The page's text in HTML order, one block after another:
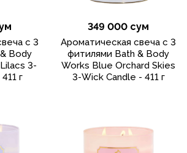
с 3
Body
3-
г
349 000 сум
Ароматическая свеча с 3
фитилями Bath & Body
Works Blue Orchard Skies
3-Wick Candle - 411 г